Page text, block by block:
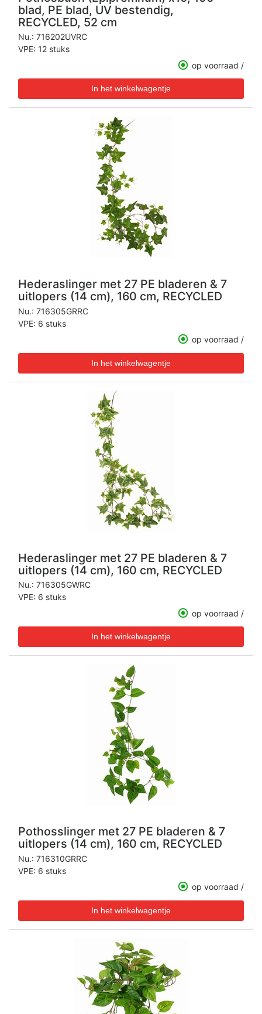
blad, PE blad, UV bestendig,
RECYCLED, 52 cm
Nu.: 716202UVRC
VPE: 12 stuks
op voorraad /
Hederaslinger met 27 PE bladeren & 7
uitlopers (14 cm), 160 cm, RECYCLED
Nu.: 716305GRRC
VPE: 6 stuks
op voorraad /
Hederaslinger met 27 PE bladeren & 7
uitlopers (14 cm), 160 cm, RECYCLED
Nu.: 716305GWRC
VPE: 6 stuks
op voorraad /
Pothosslinger met 27 PE bladeren & 7
uitlopers (14 cm), 160 cm, RECYCLED
Nu.: 716310GRRC
VPE: 6 stuks
op voorraad /